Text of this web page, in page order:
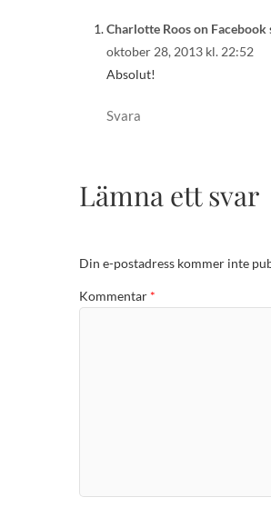
Charlotte Roos on Facebook
oktober 28, 2013 kl. 22:52
Absolut!
Svara
Lämna ett svar
Din e-postadress kommer inte
Kommentar *